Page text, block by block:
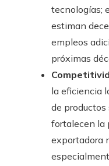
tecnologías;
estiman
empleos
próximas
la eficiencia
de
fortalecen la
exportadora